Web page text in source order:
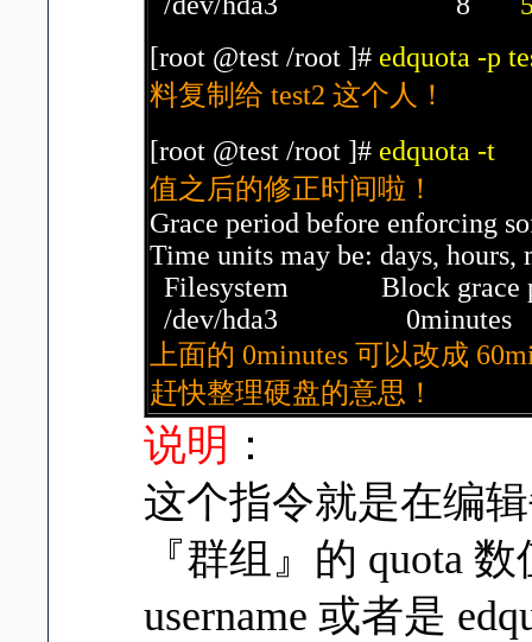
[root @test /root ]# edquota -p
料复制给 test2 这个人！
[root @test /root ]# edquota -t
值之后的修正时间啦！
Grace period before enforcing
Time units may be: days, hours,
Filesystem Block grace
/dev/hda3
上面的 0minutes 可以改成
赶快整理硬盘的意思！
说明 ：
这个指令就是在编
『群组』的 quota
username 或者是